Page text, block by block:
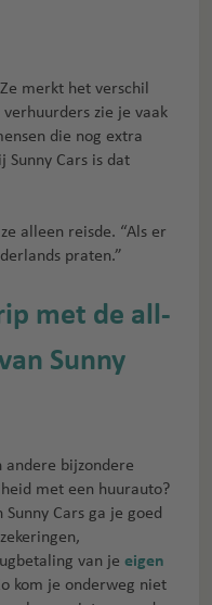
merkt het verschil
zie je vaak
die nog extra
Sunny Cars is dat
alleen reisde. “Als er
praten.”
met de all-
Sunny
andere bijzondere
met een huurauto?
Sunny Cars ga je goed
van je eigen
kom je onderweg niet